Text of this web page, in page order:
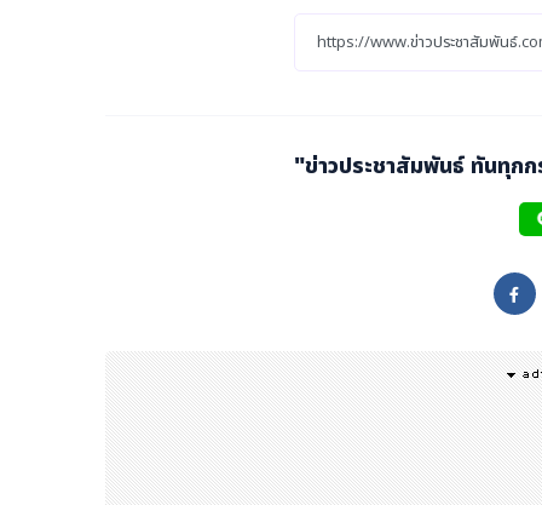
ey Message คำเดียวคือคำว่า"เลือก"ที่ถูกแบ่งออกเป็น 4
ซีรีย์แรก ถ่ายทอดจุดเด่นผ่านเรื่องราวของ AI ที่ช่วยวิเคราะห์ส
ห้ พร้อมกับแนะนำว่าไม่ต้องตกแต่งเยอะ ตัวเดียวจบ สวยดูดี มี
ล้วพบว่าโซฟาที่ได้มานั้นไม่ได้เข้ากับสไตล์การแต่งบ้านของตนเ
บที่เลือกแทนกันไม่ได้ ซึ่ง NocNoc ช่วยแก้ปัญหาเหล่านี้ได้ เพร
0,000 รายการ ช่วยให้เลือกโซฟาให้ตรงใจ และตรงสไตล์บ้านได้
"ข่าวประชาสัมพันธ์ ทันทุก